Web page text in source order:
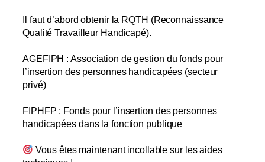
Il faut d’abord obtenir la RQTH (Reconnaissance
Qualité Travailleur Handicapé).
AGEFIPH : Association de gestion du fonds pour
l’insertion des personnes handicapées (secteur
privé)
FIPHFP : Fonds pour l’insertion des personnes
handicapées dans la fonction publique
Vous êtes maintenant incollable sur les aides